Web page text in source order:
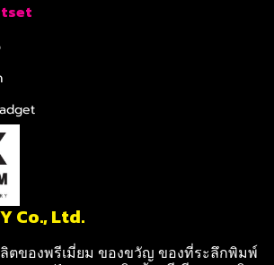
Co., Ltd.
ตของพรีเมี่ยม ของขวัญ ของที่ระลึกพิมพ์